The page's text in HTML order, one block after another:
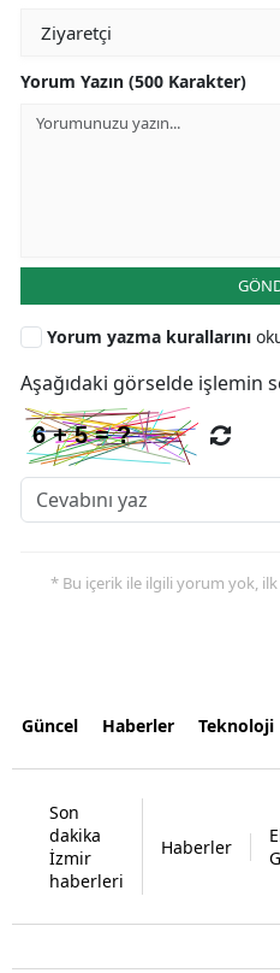
Yorum Yazın (500 Karakter)
Yorum yazma kurallarını
Aşağıdaki görselde işlemin
* Bu içerik ile ilgili yorum yok, ilk
Güncel Haberler Teknoloji
Son
dakika
İzmir
haberleri
Haberler